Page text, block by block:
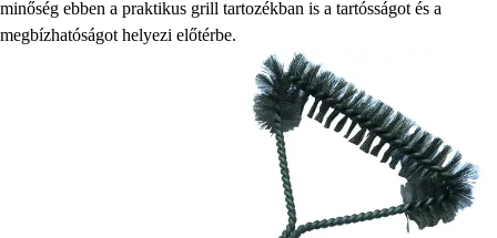
minőség ebben a praktikus grill tartozékban is a tartósságot és a
megbízhatóságot helyezi előtérbe.